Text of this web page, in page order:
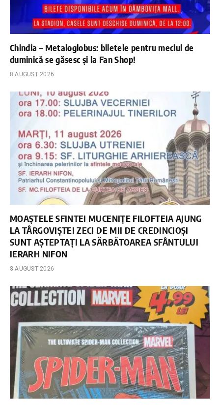
Chindia – Metaloglobus: biletele pentru meciul de
duminică se găsesc și la Fan Shop!
8 AUGUST 2026
MOAȘTELE SFINTEI MUCENIȚE FILOFTEIA AJUNG
LA TÂRGOVIȘTE! ZECI DE MII DE CREDINCIOȘI
SUNT AȘTEPTAȚI LA SĂRBĂTOAREA SFÂNTULUI
IERARH NIFON
8 AUGUST 2026